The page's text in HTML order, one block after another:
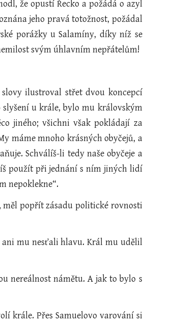
že opustí Řecko a požádá o azyl
jeho pravá totožnost, požádal
porážky u Salamíny, díky níž se
svým úhlavním nepřátelům!
ilustroval střet dvou koncepcí
u krále, bylo mu královským
jiného; všichni však pokládají za
máme mnoho krásných obyčejů, a
Schválíš-li tedy naše obyčeje a
použít při jednání s ním jiných lidí
nepoklekne“.
měl popřít zásadu politické rovnosti
ani mu nesťali hlavu. Král mu udělil
nereálnost námětu. A jak to bylo s
krále. Přes Samuelovo varování si